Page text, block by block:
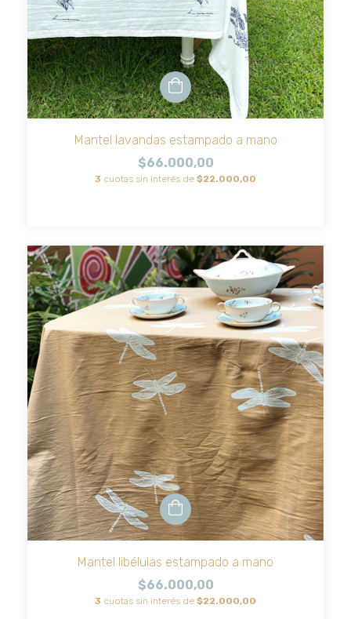
Mantel lavandas estampado a mano
$66.000,00
3 cuotas sin interés de $22.000,00
Mantel libélulas estampado a mano
$66.000,00
3 cuotas sin interés de $22.000,00